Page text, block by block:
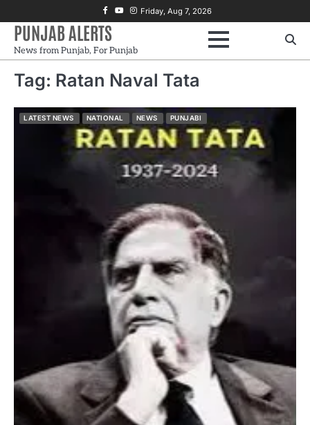
to
content
Facebook
Youtube
Instagram
Friday, Aug 7, 2026
PUNJAB ALERTS
News from Punjab, For Punjab
Tag: Ratan Naval Tata
LATEST NEWS NATIONAL NEWS PUNJABI